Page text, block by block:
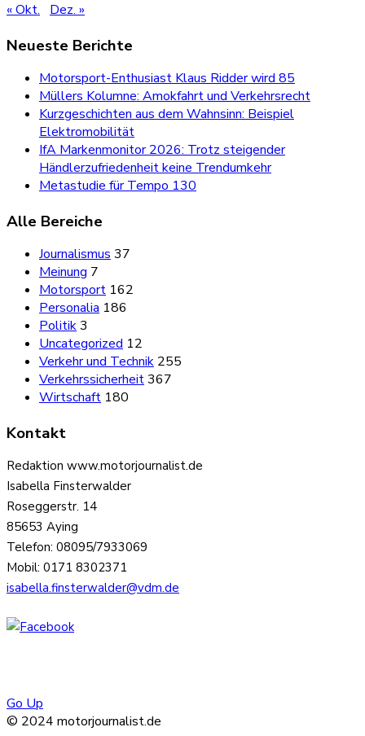
« Okt.
Dez. »
Neueste Berichte
Motorsport-Enthusiast Klaus Ridder wird 85
Müllers Kolumne: Amokfahrt und Verkehrsrecht
Kurzgeschichten aus dem Wahnsinn: Beispiel
Elektromobilität
IfA Markenmonitor 2026: Trotz steigender
Händlerzufriedenheit keine Trendumkehr
Metastudie für Tempo 130
Alle Bereiche
Journalismus 37
Meinung 7
Motorsport 162
Personalia 186
Politik3
Uncategorized 12
Verkehr und Technik 255
Verkehrssicherheit367
Wirtschaft 180
Kontakt
Redaktion www.motorjournalist.de
Isabella Finsterwalder
Roseggerstr. 14
85653 Aying
Telefon: 08095/7933069
Mobil: 0171 8302371
isabella.finsterwalder@vdm.de
Go Up
© 2024 motorjournalist.de